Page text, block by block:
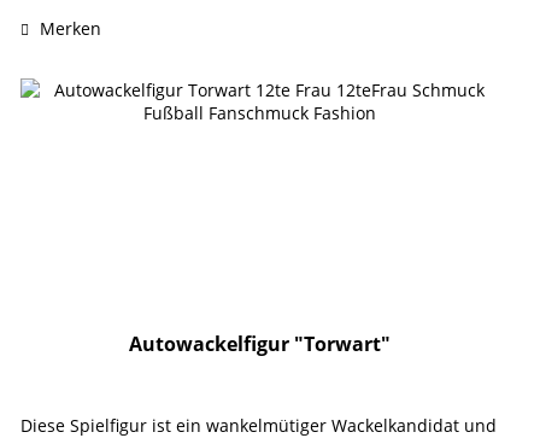
Merken
Autowackelfigur "Torwart"
Diese Spielfigur ist ein wankelmütiger Wackelkandidat und